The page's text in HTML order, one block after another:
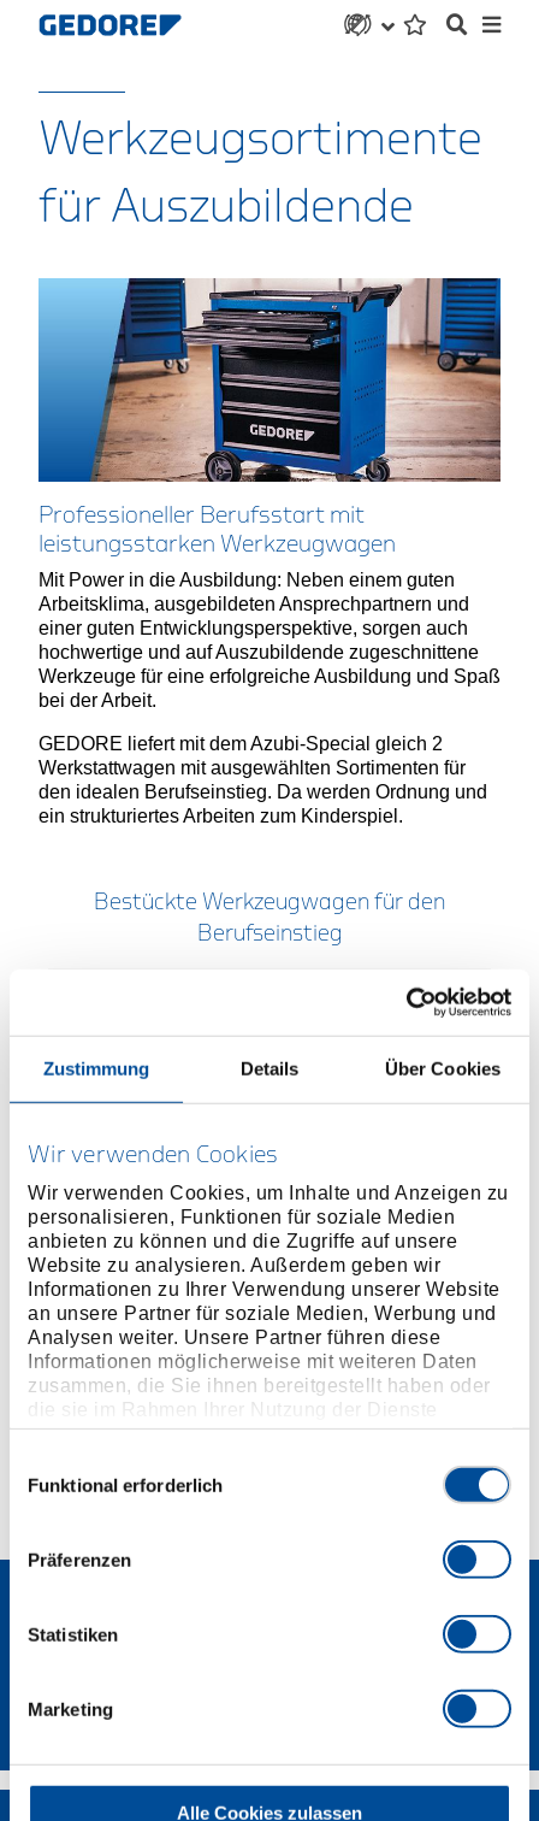
Zustimmung Details Über Cookies
Wir verwenden Cookies
Wir verwenden Cookies, um Inhalte und Anzeigen zu
personalisieren, Funktionen für soziale Medien
anbieten zu können und die Zugriffe auf unsere
Website zu analysieren. Außerdem geben wir
Informationen zu Ihrer Verwendung unserer Website
an unsere Partner für soziale Medien, Werbung und
Analysen weiter. Unsere Partner führen diese
Informationen möglicherweise mit weiteren Daten
zusammen, die Sie ihnen bereitgestellt haben oder
die sie im Rahmen Ihrer Nutzung der Dienste
gesammelt haben. Unsere vollständige
Funktional erforderlich
Präferenzen
Statistiken
Marketing
Alle Cookies zulassen
Werkzeugsortimente
für Auszubildende
Professioneller Berufsstart mit
leistungsstarken Werkzeugwagen
Mit Power in die Ausbildung: Neben einem guten
Arbeitsklima, ausgebildeten Ansprechpartnern und
einer guten Entwicklungsperspektive, sorgen auch
hochwertige und auf Auszubildende zugeschnittene
Werkzeuge für eine erfolgreiche Ausbildung und Spaß
bei der Arbeit.
GEDORE liefert mit dem Azubi-Special gleich 2
Werkstattwagen mit ausgewählten Sortimenten für
den idealen Berufseinstieg. Da werden Ordnung und
ein strukturiertes Arbeiten zum Kinderspiel.
Bestückte Werkzeugwagen für den
Berufseinstieg
Werkzeugwagen WORKSTER mit Sortiment
172-teilig
3100197/ WSL-M-TS-172
Preis auf Anfrage